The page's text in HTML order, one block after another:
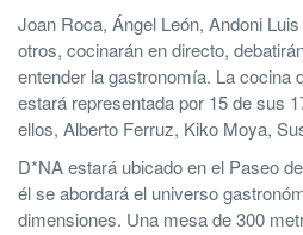
Joan Roca, Ángel León, Andoni
otros, cocinarán en directo,
entender la gastronomía. La cocina
estará representada por 15 de sus
ellos, Alberto Ferruz, Kiko Moya,
D*NA estará ubicado en el Paseo
él se abordará el universo
dimensiones. Una mesa de 300